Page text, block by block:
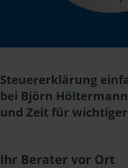
Steuererklärung
bei Björn
und Zeit für
Ihr Berater vor Ort